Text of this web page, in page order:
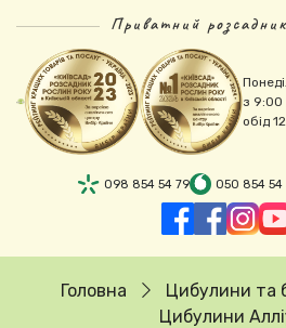
Приватний
з 9:00
обід
098 854 54 79 050 854 54
Рядок навіґації
Головна
Цибулини та
Цибулини